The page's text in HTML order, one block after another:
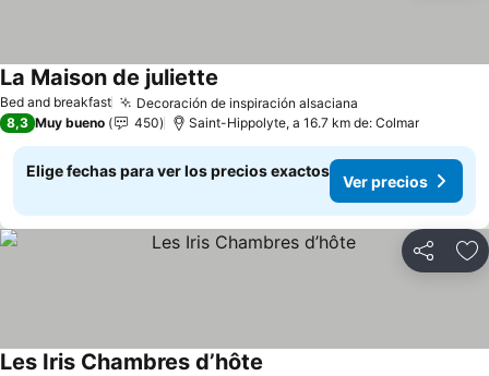
Bed and breakfast Decoración de inspiración alsaciana
La Maison de juliette
8,3 Muy bueno 450 Saint-Hippolyte, a 16.7 km de: Colmar
Elige fechas para ver los precios exactos
Ver precios
Compartir
Les Iris Chambres d’hôte